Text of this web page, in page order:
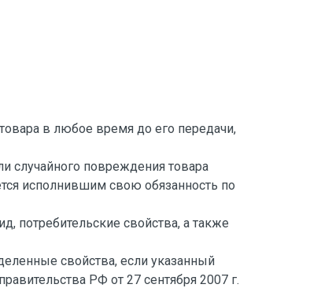
товара в любое время до его передачи,
случайного повреждения товара
исполнившим свою обязанность по
потребительские свойства, а также
свойства, если указанный
РФ от 27 сентября 2007 г.